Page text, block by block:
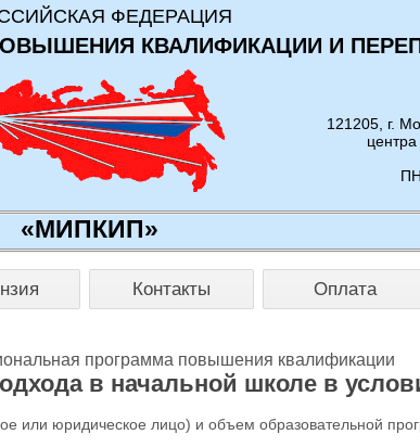
ФЕДЕРАЦИЯ
КВАЛИФИКАЦИИ И
121205, г.
«МИПКИП»
Контакты Оплата
программа повышения квалификации
в начальной школе в
или юридическое лицо) и объем образовательной